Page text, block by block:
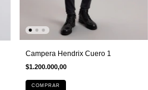
Campera Hendrix Cuero 1
$1.200.000,00
COMPRAR